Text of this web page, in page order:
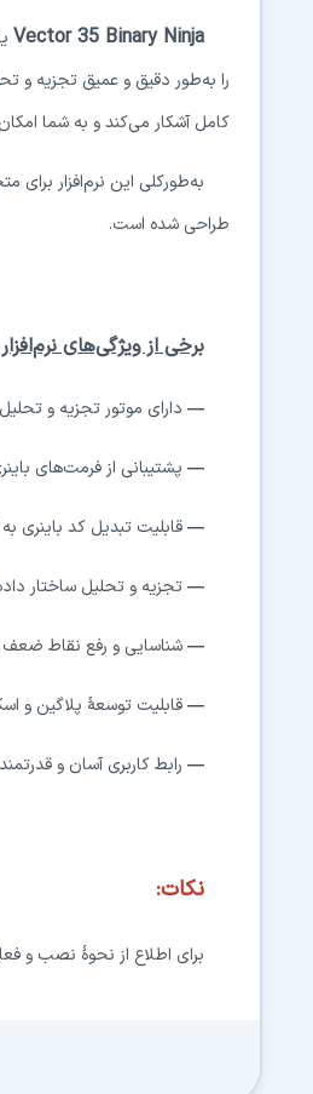
Vector 35 Binary Ninja
را به‌طور دقیق و عمیق تجزیه و
کامل آشکار می‌کند و به شما
به‌طورکلی این نرم‌افزار
طراحی شده است.
برخی از ویژگی‌های
— دارای موتور تجزیه و
— پشتیبانی از فرمت‌های
—قابلیت تبدیل کد باینری
—تجزیه و تحلیل ساختار
—شناسایی و رفع نقاط ضعف
—قابلیت توسعهٔ پلاگین و
— رابط کاربری آسان و قدرتمند
نکات:
برای اطلاع از نحوهٔ نصب و